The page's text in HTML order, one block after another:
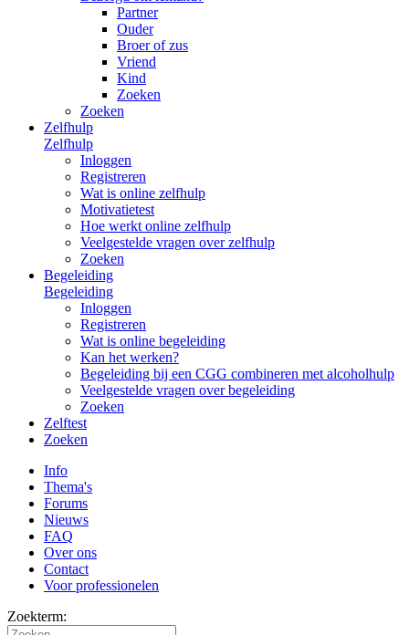
Partner
Ouder
Broer of zus
Vriend
Kind
Zoeken
Zoeken
Zelfhulp
Zelfhulp
Inloggen
Registreren
Wat is online zelfhulp
Motivatietest
Hoe werkt online zelfhulp
Veelgestelde vragen over zelfhulp
Zoeken
Begeleiding
Begeleiding
Inloggen
Registreren
Wat is online begeleiding
Kan het werken?
Begeleiding bij een CGG combineren met alcoholhulp
Veelgestelde vragen over begeleiding
Zoeken
Zelftest
Zoeken
Info
Thema's
Forums
Nieuws
FAQ
Over ons
Contact
Voor professionelen
Zoekterm: